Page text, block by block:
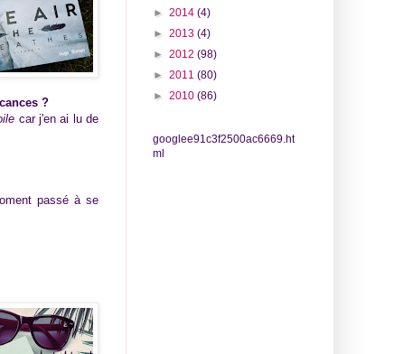
?
car j'en ai lu de
passé à se
► 2014 (4)
► 2013 (4)
► 2012 (98)
► 2011 (80)
► 2010 (86)
googlee91c3f2500ac6669.ht
ml